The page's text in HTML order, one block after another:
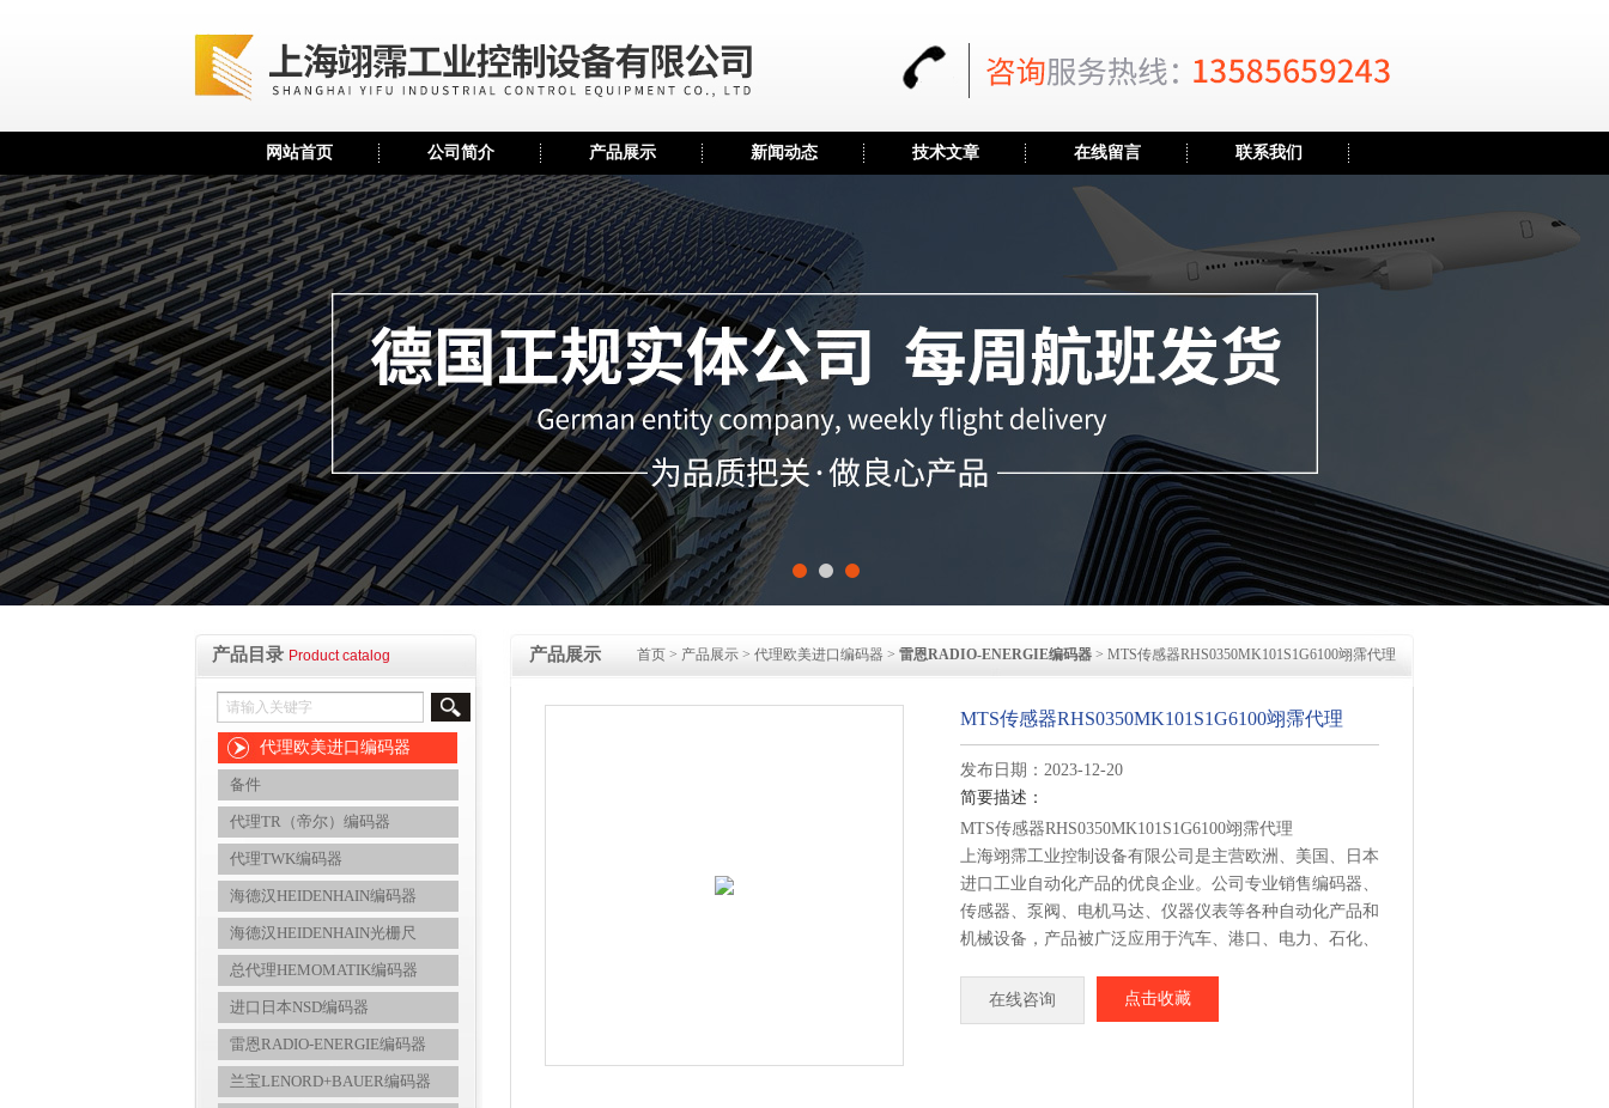
网站首页 公司简介 产品展示 新闻动态 技术文章 在线留言 联系我们
产品目录 Product catalog
代理欧美进口编码器
备件
代理TR（帝尔）编码器
代理TWK编码器
海德汉HEIDENHAIN编码器
海德汉HEIDENHAIN光栅尺
总代理HEMOMATIK编码器
进口日本NSD编码器
雷恩RADIO-ENERGIE编码器
兰宝LENORD+BAUER编码器
产品展示 首页 > 产品展示 > 代理欧美进口编码器 > 雷恩RADIO-ENERGIE编码器 > MTS传感器RHS0350MK101S1G6100翊霈代理
MTS传感器RHS0350MK101S1G6100翊霈代理
发布日期：2023-12-20
简要描述：
MTS传感器RHS0350MK101S1G6100翊霈代理
上海翊霈工业控制设备有限公司是主营欧洲、美国、日本
进口工业自动化产品的优良企业。公司专业销售编码器、
传感器、泵阀、电机马达、仪器仪表等各种自动化产品和
机械设备，产品被广泛应用于汽车、港口、电力、石化、
多领域。您只需要来电提供品牌型号 我们即可为您提供
专业报价。
在线咨询 点击收藏